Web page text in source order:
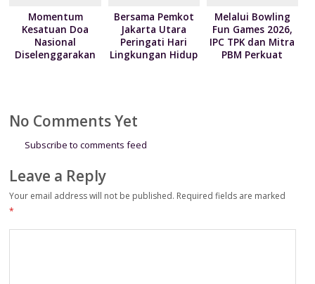
Momentum
Kesatuan Doa
Nasional
Diselenggarakan
Bersama Pemkot
Jakarta Utara
Peringati Hari
Lingkungan Hidup
Melalui Bowling
Fun Games 2026,
IPC TPK dan Mitra
PBM Perkuat
No Comments Yet
Subscribe to comments feed
Leave a Reply
Your email address will not be published. Required fields are marked
*